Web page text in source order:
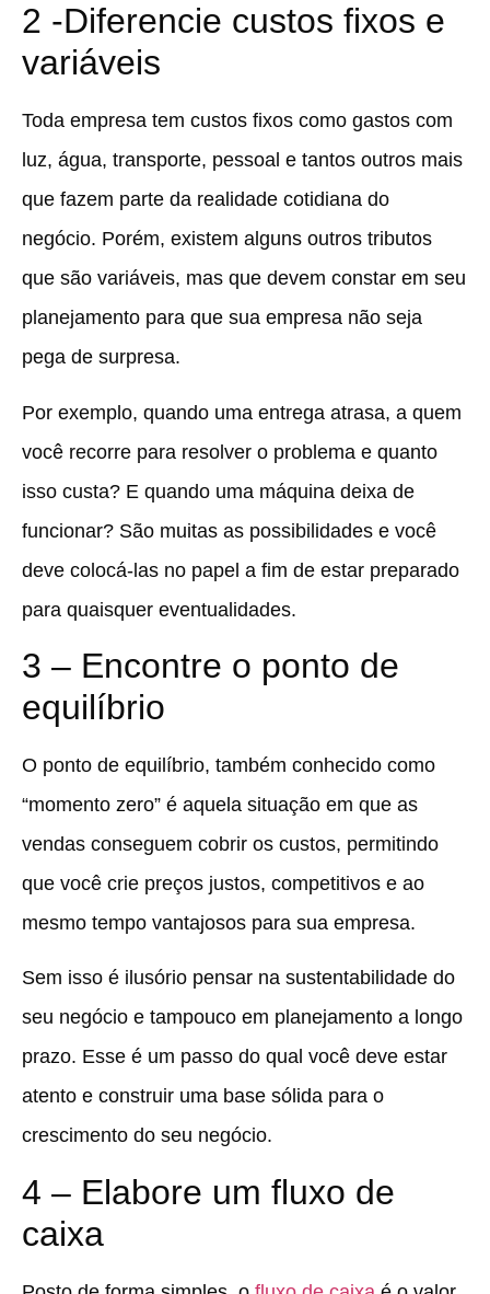
2 -Diferencie custos fixos e
variáveis
Toda empresa tem custos fixos como gastos com
luz, água, transporte, pessoal e tantos outros mais
que fazem parte da realidade cotidiana do
negócio. Porém, existem alguns outros tributos
que são variáveis, mas que devem constar em seu
planejamento para que sua empresa não seja
pega de surpresa.
Por exemplo, quando uma entrega atrasa, a quem
você recorre para resolver o problema e quanto
isso custa? E quando uma máquina deixa de
funcionar? São muitas as possibilidades e você
deve colocá-las no papel a fim de estar preparado
para quaisquer eventualidades.
3 – Encontre o ponto de
equilíbrio
O ponto de equilíbrio, também conhecido como
“momento zero” é aquela situação em que as
vendas conseguem cobrir os custos, permitindo
que você crie preços justos, competitivos e ao
mesmo tempo vantajosos para sua empresa.
Sem isso é ilusório pensar na sustentabilidade do
seu negócio e tampouco em planejamento a longo
prazo. Esse é um passo do qual você deve estar
atento e construir uma base sólida para o
crescimento do seu negócio.
4 – Elabore um fluxo de
caixa